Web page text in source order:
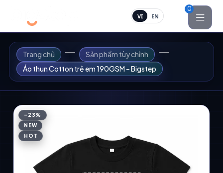
VI EN
0
Trang chủ
Sản phẩm tùy chỉnh
Áo thun Cotton trẻ em 190GSM – Bigstep
-23%
NEW
HOT